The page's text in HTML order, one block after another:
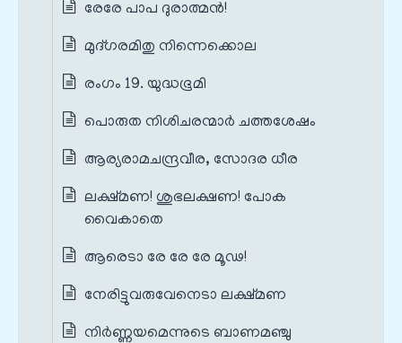
രേരേ പാപ ദുരാത്മൻ!
മുദ്ഗരമിതു നിന്നെക്കൊല
രംഗം 19. യുദ്ധഭൂമി
പൊരുത നിശിചരന്മാർ ചത്തശേഷം
ആര്യരാമചന്ദ്രവീര, സോദര ധീര
ലക്ഷ്മണ! ശുഭലക്ഷണ! പോക
വൈകാതെ
ആരെടാ രേ രേ രേ മൂഢ!
നേരിട്ടുവരുവേനെടാ ലക്ഷ്മണ
നിർണ്ണയമെന്നുടെ ബാണമഞ്ചു